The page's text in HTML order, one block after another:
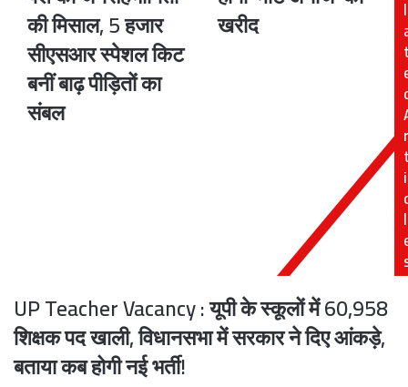
खीरी
पेश
की
जनसहभागिता
की
का
की मिसाल, 5 हजार
सीएसआर स्पेशल किट
बनीं बाढ़ पीड़ितों का
संबल
शुरू
होगी
खरीद l
r
i
l
UP Teacher Vacancy : यूपी के स्कूलों में 60,958
शिक्षक पद खाली, विधानसभा में सरकार ने दिए आंकड़े,
बताया कब होगी नई भर्ती!